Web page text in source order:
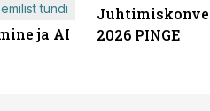
ja AI
tundi
2026 PINGE